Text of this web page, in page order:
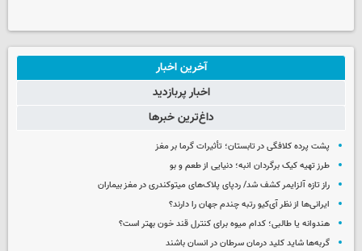
آخرین اخبار
اخبار پربازدید
داغ‌ترین خبرها
پشت پرده کلافگی در تابستان؛ تأثیرات گرما بر مغز
طرز تهیه کیک برگردان انبه؛ دنیایی از طعم و بو
راز تازه آلزایمر کشف شد/ ردپای پلاک‌های میتوکندری در مغز بیماران
ایرانی‌ها از نظر آی‌کیو رتبه چندم جهان را دارند؟
هندوانه یا طالبی؛ کدام‌ میوه برای کنترل قند خون بهتر است؟
گربه‌ها شاید کلید درمان سرطان در انسان باشند